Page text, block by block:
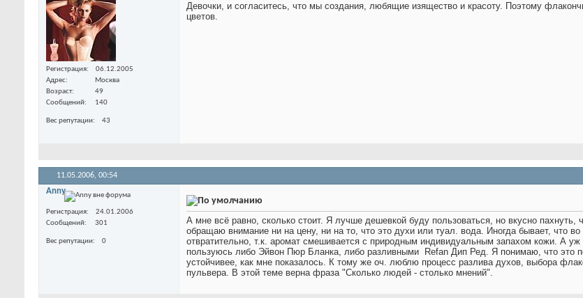
Регистрация
06.12.2005
Адрес
Москва
Возраст
49
Сообщений
140
Вес репутации 43
Девочки, и согласитесь, что мы создания, любящие изящество и красоту. Поэтому
цветов.
11.05.2006, 00:54
Anny
Регистрация
24.01.2006
Сообщений
301
Вес репутации 0
А мне всё равно, сколько стоит. Я лучше дешевкой буду пользоваться, но вкусно
обращаю внимание ни на цену, ни на то, что это духи или туал. вода. Иногда бывает, что
отвратительно, т.к. аромат смешивается с природным индивидуальным запахом кожи. А
пользуюсь либо Эйвон Пюр Бланка, либо разливными
Refan Дип Ред. Я понимаю, что это
устойчивее, как мне показалось. К тому же оч. люблю процесс разлива духов, выбора
пульвера. В этой теме верна фраза "Сколько людей - столько мнений".